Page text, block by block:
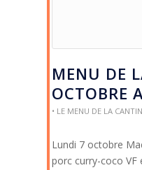
MENU DE
OCTOBRE
• LE MENU DE LA
Lundi 7 octobre
porc curry-coco VF